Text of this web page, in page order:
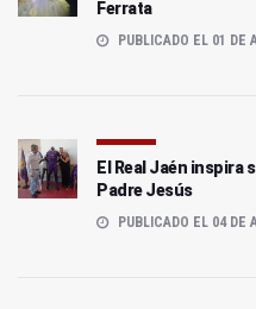
Ferrata
PUBLICADO EL 01 DE
El Real Jaén inspira
Padre Jesús
PUBLICADO EL 04 DE